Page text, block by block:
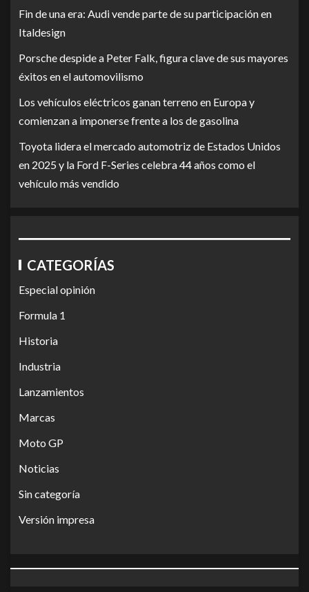
Fin de una era: Audi vende parte de su participación en
Italdesign
Porsche despide a Peter Falk, figura clave de sus mayores
éxitos en el automovilismo
Los vehículos eléctricos ganan terreno en Europa y
comienzan a imponerse frente a los de gasolina
Toyota lidera el mercado automotriz de Estados Unidos
en 2025 y la Ford F-Series celebra 44 años como el
vehículo más vendido
CATEGORÍAS
Especial opinión
Formula 1
Historia
Industria
Lanzamientos
Marcas
Moto GP
Noticias
Sin categoría
Versión impresa